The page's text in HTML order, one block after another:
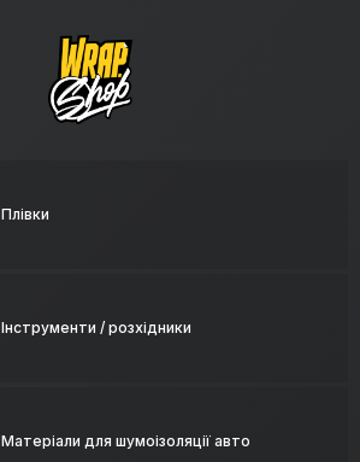
Плівки
Інструменти / розхідники
Матеріали для шумоізоляції авто